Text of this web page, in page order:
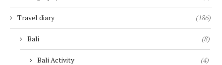
Travel diary (186)
Bali (8)
Bali Activity (4)